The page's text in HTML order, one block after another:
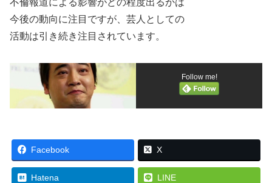
今後の動向に注目ですが、芸人としての
活動は引き続き注目されています。
Follow me!
Facebook X
Hatena LINE